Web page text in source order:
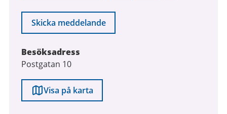
Skicka meddelande
Besöksadress
Postgatan 10
Visa på karta